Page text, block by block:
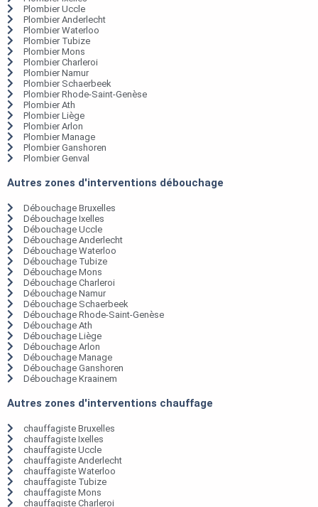
Plombier Uccle
Plombier Anderlecht
Plombier Waterloo
Plombier Tubize
Plombier Mons
Plombier Charleroi
Plombier Namur
Plombier Schaerbeek
Plombier Rhode-Saint-Genèse
Plombier Ath
Plombier Liège
Plombier Arlon
Plombier Manage
Plombier Ganshoren
Plombier Genval
Autres zones d'interventions débouchage
Débouchage Bruxelles
Débouchage Ixelles
Débouchage Uccle
Débouchage Anderlecht
Débouchage Waterloo
Débouchage Tubize
Débouchage Mons
Débouchage Charleroi
Débouchage Namur
Débouchage Schaerbeek
Débouchage Rhode-Saint-Genèse
Débouchage Ath
Débouchage Liège
Débouchage Arlon
Débouchage Manage
Débouchage Ganshoren
Débouchage Kraainem
Autres zones d'interventions chauffage
chauffagiste Bruxelles
chauffagiste Ixelles
chauffagiste Uccle
chauffagiste Anderlecht
chauffagiste Waterloo
chauffagiste Tubize
chauffagiste Mons
chauffagiste Charleroi